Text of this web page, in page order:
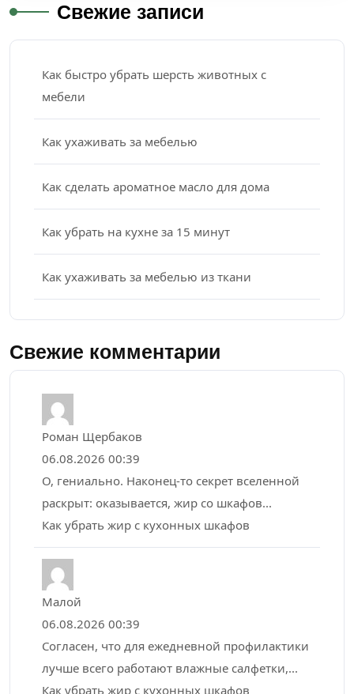
Свежие записи
Как быстро убрать шерсть животных с
мебели
Как ухаживать за мебелью
Как сделать ароматное масло для дома
Как убрать на кухне за 15 минут
Как ухаживать за мебелью из ткани
Свежие комментарии
Роман Щербаков
06.08.2026 00:39
О, гениально. Наконец-то секрет вселенной
раскрыт: оказывается, жир со шкафов...
Как убрать жир с кухонных шкафов
Малой
06.08.2026 00:39
Согласен, что для ежедневной профилактики
лучше всего работают влажные салфетки,...
Как убрать жир с кухонных шкафов